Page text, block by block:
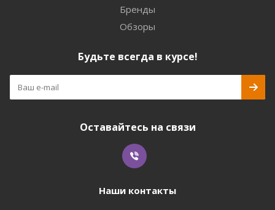
Бренды
Обзоры
Будьте всегда в курсе!
Оставайтесь на связи
Наши контакты